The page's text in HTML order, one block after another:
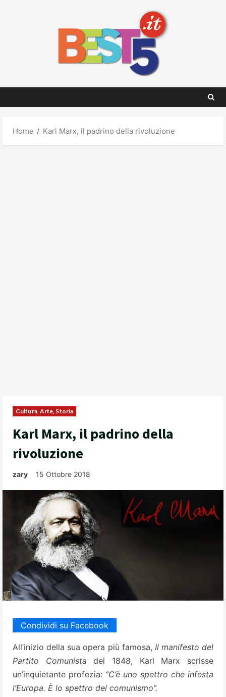
Home Karl Marx, il padrino della rivoluzione
Cultura, Arte, Storia
Karl Marx, il padrino della
rivoluzione
zary 15 Ottobre 2018
Condividi su Facebook
All’inizio della sua opera più famosa, Il manifesto del
Partito Comunista del 1848, Karl Marx scrisse
un’inquietante profezia: “C’è uno spettro che infesta
l’Europa. È lo spettro del comunismo”.